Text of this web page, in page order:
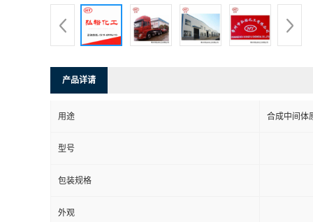
产品详请
用途 合成中间体
型号
包装规格
外观